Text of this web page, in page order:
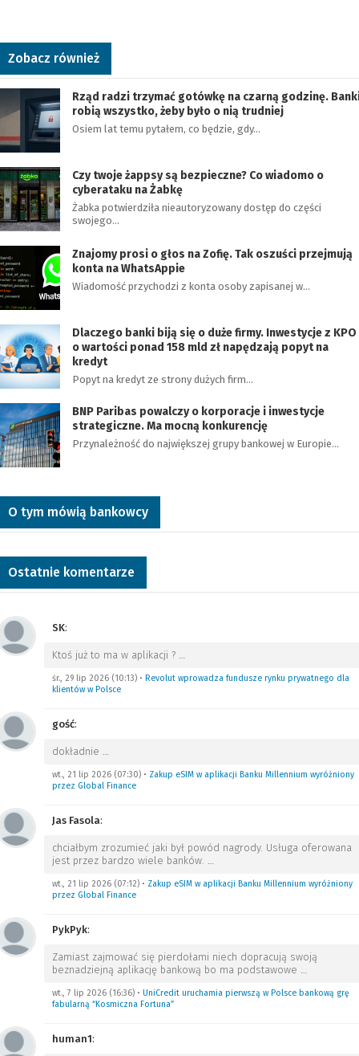
Zobacz również
Rząd radzi trzymać gotówkę na czarną godzinę.
robią wszystko, żeby było o nią trudniej
Osiem lat temu pytałem, co będzie, gdy…
Czy twoje żappsy są bezpieczne? Co wiadomo o
cyberataku na Żabkę
Żabka potwierdziła nieautoryzowany dostęp do części
swojego…
Znajomy prosi o głos na Zofię. Tak oszuści przejmują
konta na WhatsAppie
Wiadomość przychodzi z konta osoby zapisanej w…
Dlaczego banki biją się o duże firmy. Inwestycje z KPO
o wartości ponad 158 mld zł napędzają popyt na
kredyt
Popyt na kredyt ze strony dużych firm…
BNP Paribas powalczy o korporacje i inwestycje
strategiczne. Ma mocną konkurencję
Przynależność do największej grupy bankowej w Europie…
O tym mówią bankowcy
Ostatnie komentarze
SK:
Ktoś już to ma w aplikacji ? …
śr., 29 lip 2026 (10:13) • Revolut wprowadza fundusze rynku prywatnego dla
klientów w Polsce
gość:
dokładnie …
wt., 21 lip 2026 (07:30) • Zakup eSIM w aplikacji Banku Millennium wyróżniony
przez Global Finance
Jas Fasola:
chciałbym zrozumieć jaki był powód nagrody. Usługa oferowana
jest przez bardzo wiele banków. …
wt., 21 lip 2026 (07:12) • Zakup eSIM w aplikacji Banku Millennium wyróżniony
przez Global Finance
PykPyk:
Zamiast zajmować się pierdołami niech dopracują swoją
beznadziejną aplikację bankową bo ma podstawowe …
wt., 7 lip 2026 (16:36) • UniCredit uruchamia pierwszą w Polsce bankową grę
fabularną “Kosmiczna Fortuna”
human1: